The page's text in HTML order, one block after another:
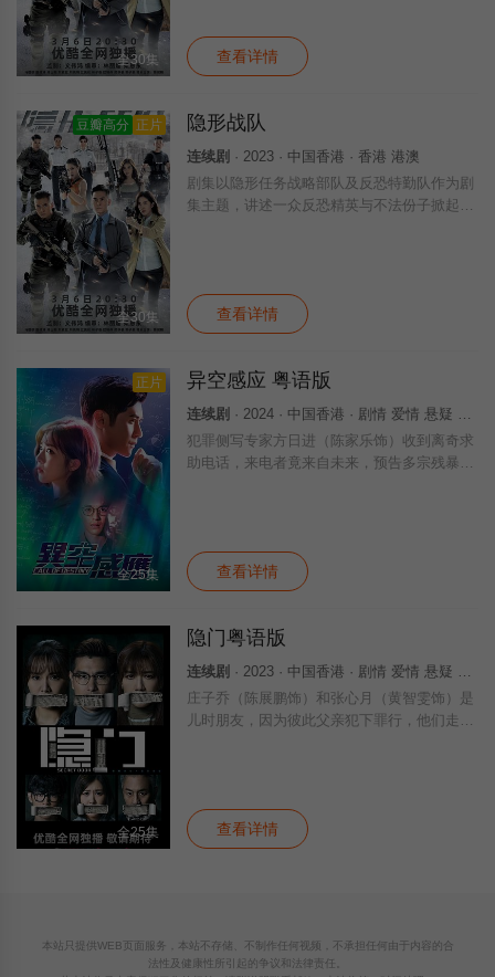
全30集 查看详情
豆瓣高分 正片
全30集
隐形战队
连续剧 · 2023 · 中国香港 · 香港 港澳
剧集以隐形任务战略部队及反恐特勤队作为剧
集主题，讲述一众反恐精英与不法份子掀起连
查看详情
正片
全25集
异空感应 粤语版
连续剧 · 2024 · 中国香港 · 剧情 爱情 悬疑 犯罪 香港剧 港澳 香港
犯罪侧写专家方日进（陈家乐饰）收到离奇求
助电话，来电者竟来自未来，预告多宗残暴凶
查看详情
全25集
隐门粤语版
连续剧 · 2023 · 中国香港 · 剧情 爱情 悬疑 香港剧 港澳 香港
庄子乔（陈展鹏饰）和张心月（黄智雯饰）是
儿时朋友，因为彼此父亲犯下罪行，他们走上
查看详情
本站只提供WEB页面服务，本站不存储、不制作任何视频，不承担任何由于内容的合
法性及健康性所引起的争议和法律责任。